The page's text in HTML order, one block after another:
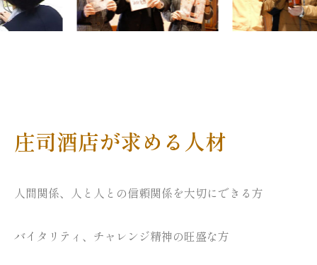
庄司酒店が求める人材
人間関係、人と人との信頼関係を大切にできる方
バイタリティ、チャレンジ精神の旺盛な方